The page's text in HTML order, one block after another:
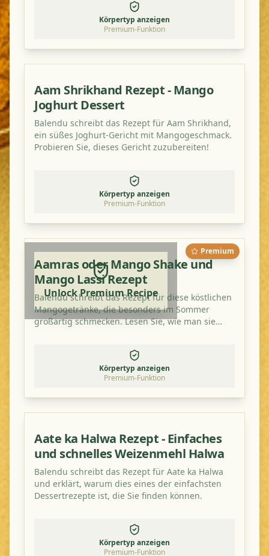
geschmackvolle Mahlzeit zu genießen.</p>
Körpertyp anzeigen
Premium-Funktion
Aam Shrikhand Rezept - Mango
Joghurt Dessert
Balendu schreibt das Rezept für Aam Shrikhand,
ein süßes Joghurt-Gericht mit Mangogeschmack.
Probieren Sie, dieses Gericht zuzubereiten!
Körpertyp anzeigen
Premium-Funktion
Premium
Unlock Premium Recipe
Aamras oder Mango Shake und
Mango Lassi Rezept
Balendu schreibt das Rezept für diese köstlichen
Mangogetränke, die besonders im Sommer
großartig schmecken. Lesen Sie, wie man sie
Körpertyp anzeigen
Premium-Funktion
Aate ka Halwa Rezept - Einfaches
und schnelles Weizenmehl Halwa
Balendu schreibt das Rezept für Aate ka Halwa
und erklärt, warum dies eines der einfachsten
Dessertrezepte ist, die Sie finden können.
Körpertyp anzeigen
Premium-Funktion